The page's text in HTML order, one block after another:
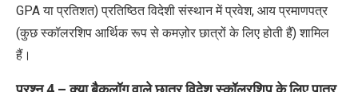
GPAया प्रतिशत) प्रतिष्ठित विदेशी संस्थान में प्रवेश, आय प्रमाणपत्र
(कुछ स्कॉलरशिप आर्थिक रूप से कमज़ोर छात्रों के लिए होती हैं) शामिल
हैं।